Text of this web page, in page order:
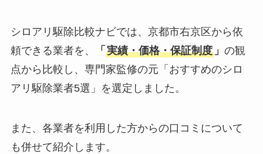
シロアリ駆除比較ナビでは、京都市右京区から依
頼できる業者を、
「 実績・価格・保証制度」 の観
点から比較し、専門家監修の元「おすすめのシロ
アリ駆除業者5選」を選定しました。
また、各業者を利用した方からの口コミについて
も併せて紹介します。